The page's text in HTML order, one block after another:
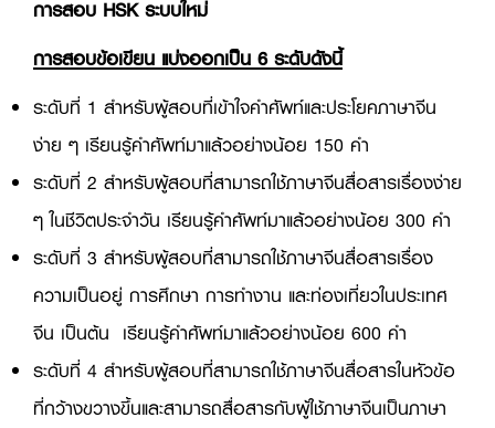
การสอบ HSK ระบบใหม่
การสอบข้อเขียน แบ่งออกเป็น 6 ระดับดังนี้
ระดับที่ 1 สำหรับผู้สอบที่เข้าใจคำศัพท์และประโยคภาษาจีน
ง่าย ๆ เรียนรู้คำศัพท์มาแล้วอย่างน้อย 150 คำ
ระดับที่ 2 สำหรับผู้สอบที่สามารถใช้ภาษาจีนสื่อสารเรื่องง่าย
ๆ ในชีวิตประจำวัน เรียนรู้คำศัพท์มาแล้วอย่างน้อย 300 คำ
ระดับที่ 3 สำหรับผู้สอบที่สามารถใช้ภาษาจีนสื่อสารเรื่อง
ความเป็นอยู่ การศึกษา การทำงาน และท่องเที่ยวในประเทศ
จีน เป็นต้น เรียนรู้คำศัพท์มาแล้วอย่างน้อย 600 คำ
ระดับที่ 4 สำหรับผู้สอบที่สามารถใช้ภาษาจีนสื่อสารในหัวข้อ
ที่กว้างขวางขึ้นและสามารถสื่อสารกับผู้ใช้ภาษาจีนเป็นภาษา